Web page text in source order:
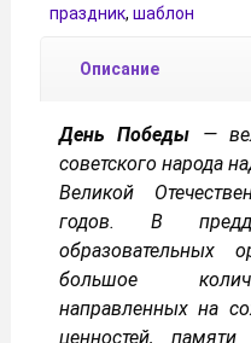
праздник, шаблон
Описание
День Победы —
советского народа
Великой
годов. В
образовательных
большое
направленных на
ценностей,